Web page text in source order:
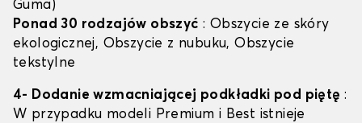
Guma)
Ponad 30 rodzajów obszyć : Obszycie ze skóry
ekologicznej, Obszycie z nubuku, Obszycie
tekstylne
4- Dodanie wzmacniającej podkładki pod piętę :
W przypadku modeli Premium i Best istnieje